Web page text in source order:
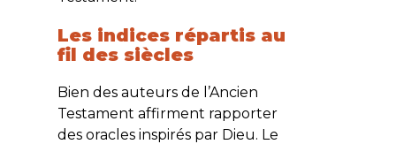
Les indices répartis au
fil des siècles
Bien des auteurs de l’Ancien
Testament affirment rapporter
des oracles inspirés par Dieu. Le